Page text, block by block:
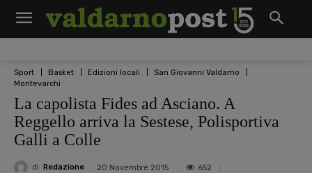
Sport Basket Edizioni locali
San Giovanni Valdarno
Montevarchi
La capolista Fides ad Asciano. A
Reggello arriva la Sestese, Polisportiva
Galli a Colle
di Redazione 20 Novembre 2015 652